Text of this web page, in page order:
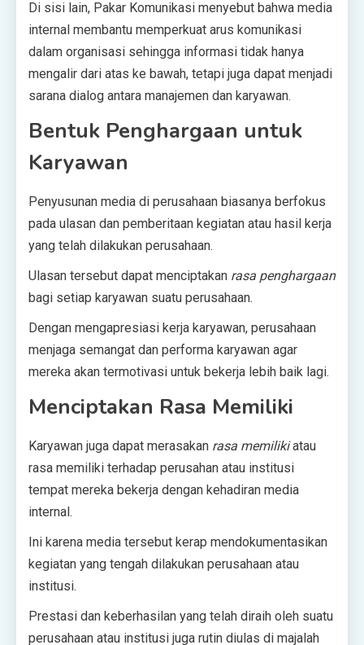
Di sisi lain, Pakar Komunikasi menyebut bahwa media
internal membantu memperkuat arus komunikasi
dalam organisasi sehingga informasi tidak hanya
mengalir dari atas ke bawah, tetapi juga dapat menjadi
sarana dialog antara manajemen dan karyawan.
Bentuk Penghargaan untuk
Karyawan
Penyusunan media di perusahaan biasanya berfokus
pada ulasan dan pemberitaan kegiatan atau hasil kerja
yang telah dilakukan perusahaan.
Ulasan tersebut dapat menciptakan rasa penghargaan
bagi setiap karyawan suatu perusahaan.
Dengan mengapresiasi kerja karyawan, perusahaan
menjaga semangat dan performa karyawan agar
mereka akan termotivasi untuk bekerja lebih baik lagi.
Menciptakan Rasa Memiliki
Karyawan juga dapat merasakan rasa memilikiatau
rasa memiliki terhadap perusahan atau institusi
tempat mereka bekerja dengan kehadiran media
internal.
Ini karena media tersebut kerap mendokumentasikan
kegiatan yang tengah dilakukan perusahaan atau
institusi.
Prestasi dan keberhasilan yang telah diraih oleh suatu
perusahaan atau institusi juga rutin diulas di majalah